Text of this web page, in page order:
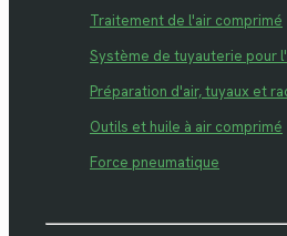
Traitement de l'air comprimé
Système de tuyauterie pour
Préparation d'air, tuyaux et
Outils et huile à air comprimé
Force pneumatique